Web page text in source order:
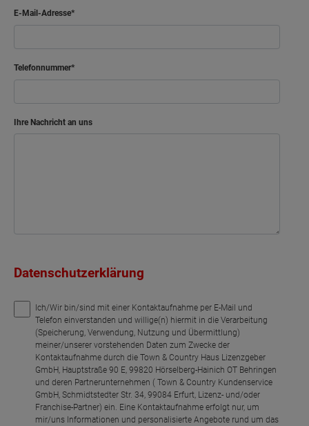
E-Mail-Adresse
Telefonnummer
Ihre Nachricht an uns
Datenschutzerklärung
Ich/Wir bin/sind mit einer Kontaktaufnahme per E-Mail und
Telefon einverstanden und willige(n) hiermit in die Verarbeitung
(Speicherung, Verwendung, Nutzung und Übermittlung)
meiner/unserer vorstehenden Daten zum Zwecke der
Kontaktaufnahme durch die Town & Country Haus Lizenzgeber
GmbH, Hauptstraße 90 E, 99820 Hörselberg-Hainich OT Behringen
und deren Partnerunternehmen ( Town & Country Kundenservice
GmbH, Schmidtstedter Str. 34, 99084 Erfurt, Lizenz- und/oder
Franchise-Partner) ein. Eine Kontaktaufnahme erfolgt nur, um
mir/uns Informationen und personalisierte Angebote rund um das